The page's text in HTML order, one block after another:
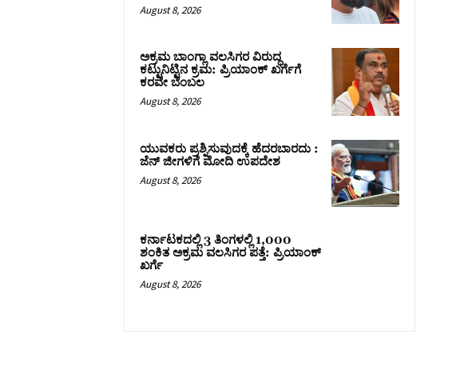
August 8, 2026
ಅಕ್ರಮ ಬಾಂಗ್ಲಾ ವಲಸಿಗರ ವಿರುದ್ಧ
ಕಟ್ಟುನಿಟ್ಟಿನ ಕ್ರಮ: ಪ್ರಿಯಾಂಕ್ ಖರ್ಗೆಗೆ
ಕರವೇ ಬೆಂಬಲ
August 8, 2026
ಯುವಕರು ಪ್ರಶ್ನಿಸುವುದಕ್ಕೆ ಹೆದರಬಾರದು :
ಜೆನ್‌ ಜೀಗಳಿಗೆ ಮೋದಿ ಉಪದೇಶ
August 8, 2026
ಕರ್ನಾಟಕದಲ್ಲಿ 3 ತಿಂಗಳಲ್ಲಿ 1,000
ಶಂಕಿತ ಅಕ್ರಮ ವಲಸಿಗರ ಪತ್ತೆ: ಪ್ರಿಯಾಂಕ್‌
ಖರ್ಗೆ
August 8, 2026